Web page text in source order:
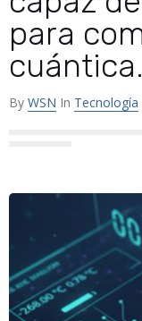
para
cuántica.
By WSN In Tecnología